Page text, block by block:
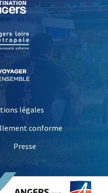
, Ouvre une nouvelle
légales
conforme
Presse